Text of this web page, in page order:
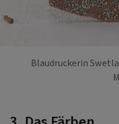
Blaudruckerin